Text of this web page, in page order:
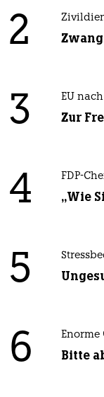
2
3 EU
Zur
4 FDP-
„Wie
5
6 Enorme
Bitte